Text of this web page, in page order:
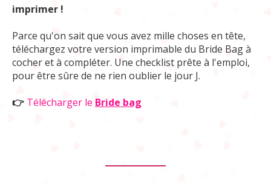
imprimer !
Parce qu'on sait que vous avez mille choses en tête,
téléchargez votre version imprimable du Bride Bag à
cocher et à compléter. Une checklist prête à l'emploi,
pour être sûre de ne rien oublier le jour J.
👉 Télécharger le Bride bag